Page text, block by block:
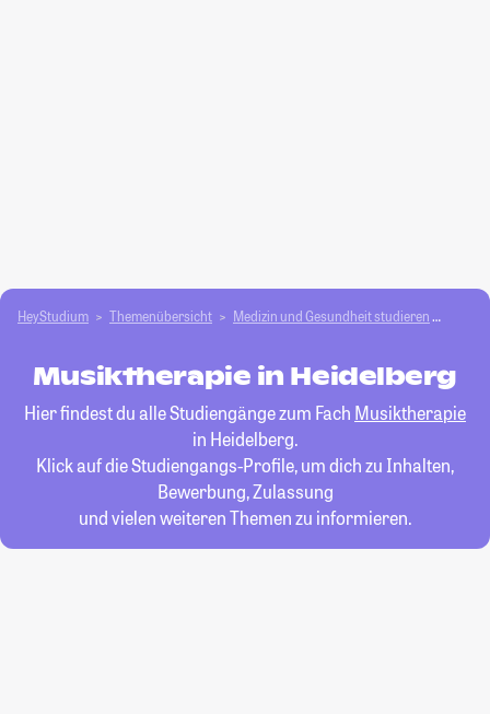
HeyStudium Themenübersicht Medizin und Gesundheit studieren
Musiktherapie in Heidelberg
Hier findest du alle Studiengänge zum Fach Musiktherapie
in Heidelberg.
Klick auf die Studiengangs-Profile, um dich zu Inhalten,
Bewerbung, Zulassung
und vielen weiteren Themen zu informieren.